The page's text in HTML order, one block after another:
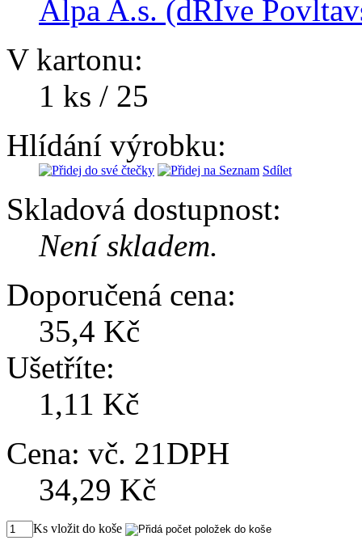
Alpa A.s. (dŘÍve
V kartonu:
1 ks / 25
Hlídání výrobku:
Sdílet
Skladová dostupnost:
Není skladem.
Doporučená cena:
35,4 Kč
Ušetříte:
1,11 Kč
Cena: vč. 21DPH
34,29 Kč
Ks vložit do koše